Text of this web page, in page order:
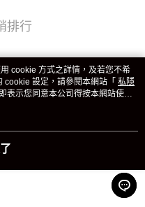
排行
cookie 方式之詳情，及若您不希
cookie 設定，請參閱本網站「 私隱
表示您同意本公司得按本網站使用